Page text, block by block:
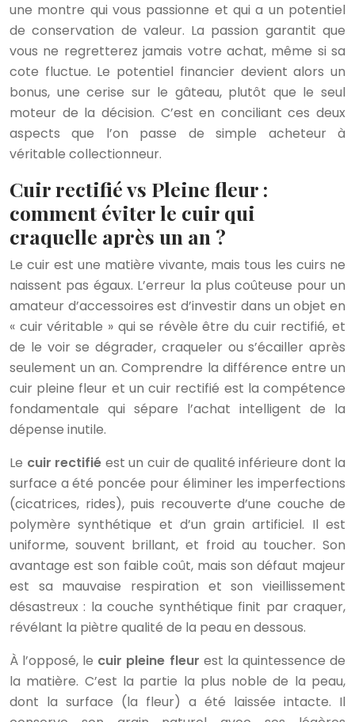
une montre qui vous passionne et qui a un potentiel
de conservation de valeur. La passion garantit que
vous ne regretterez jamais votre achat, même si sa
cote fluctue. Le potentiel financier devient alors un
bonus, une cerise sur le gâteau, plutôt que le seul
moteur de la décision. C’est en conciliant ces deux
aspects que l’on passe de simple acheteur à
véritable collectionneur.
Cuir rectifié vs Pleine fleur :
comment éviter le cuir qui
craquelle après un an ?
Le cuir est une matière vivante, mais tous les cuirs ne
naissent pas égaux. L’erreur la plus coûteuse pour un
amateur d’accessoires est d’investir dans un objet en
« cuir véritable » qui se révèle être du cuir rectifié, et
de le voir se dégrader, craqueler ou s’écailler après
seulement un an. Comprendre la différence entre un
cuir pleine fleur et un cuir rectifié est la compétence
fondamentale qui sépare l’achat intelligent de la
dépense inutile.
Le cuir rectifié est un cuir de qualité inférieure dont la
surface a été poncée pour éliminer les imperfections
(cicatrices, rides), puis recouverte d’une couche de
polymère synthétique et d’un grain artificiel. Il est
uniforme, souvent brillant, et froid au toucher. Son
avantage est son faible coût, mais son défaut majeur
est sa mauvaise respiration et son vieillissement
désastreux : la couche synthétique finit par craquer,
révélant la piètre qualité de la peau en dessous.
À l’opposé, le cuir pleine fleur est la quintessence de
la matière. C’est la partie la plus noble de la peau,
dont la surface (la fleur) a été laissée intacte. Il